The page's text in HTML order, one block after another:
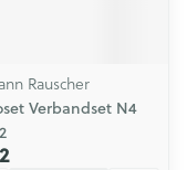
Rauscher
Verbandset N4